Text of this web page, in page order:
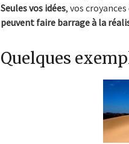
Seules vos idées, vos
peuvent faire barrage à la
Quelques